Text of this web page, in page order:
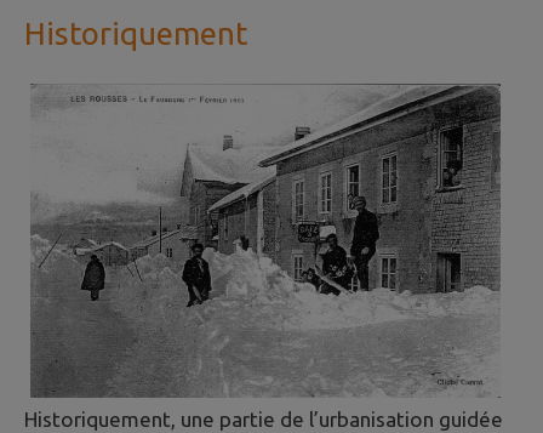
Historiquement
Historiquement, une partie de l’urbanisation guidée